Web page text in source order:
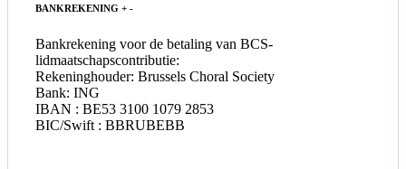
BANKREKENING + -
Bankrekening voor de betaling van BCS-
lidmaatschapscontributie:
Rekeninghouder: Brussels Choral Society
Bank: ING
IBAN : BE53 3100 1079 2853
BIC/Swift : BBRUBEBB